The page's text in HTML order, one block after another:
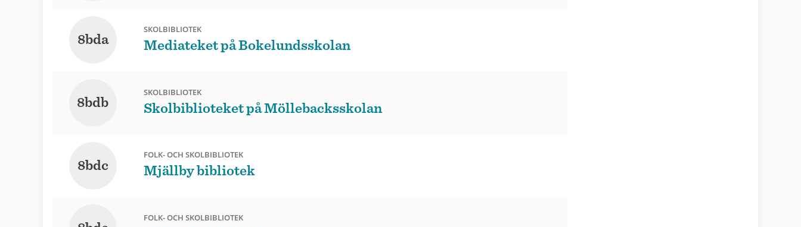
8bda
SKOLBIBLIOTEK
Mediateket på Bokelundsskolan
8bdb
SKOLBIBLIOTEK
Skolbiblioteket på Möllebacksskolan
8bdc
FOLK- OCH SKOLBIBLIOTEK
Mjällby bibliotek
FOLK- OCH SKOLBIBLIOTEK